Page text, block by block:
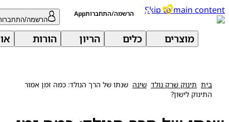
Skip to main הרשמה/התחברותApp
הרשמה/התחברות
מוצרים כלים הריון הורות
תינוק שרק נולד שינה
שנתו של הרך הנולד: כמה זמן אמור
התינוק לישון?